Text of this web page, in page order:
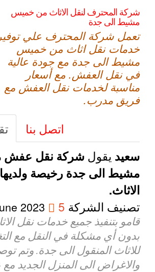
شركة المحترف لنقل الاثاث من خميس
مشيط الى جدة
تعمل شركة المحترف علي توفير
خدمات نقل اثاث من خميس
مشيط الى جدة مع جودة عالية
في نقل العفش. مع أسعار
مناسبة لخدمات نقل العفش مع
فريق مدرب.
اتصل بنا
سعيديقولشركة نقل عفش
مشيط الى جدة رخيصة ولديها
الاثاث.
تصنيف الشركة5
June 2023
قامو بتنفيذ جميع خدمات نقل
بدون أي مشكلة في النقل مع
للاثاث المنقول الى جدة. وتم
والاغراض الى المنزل الجديد مع